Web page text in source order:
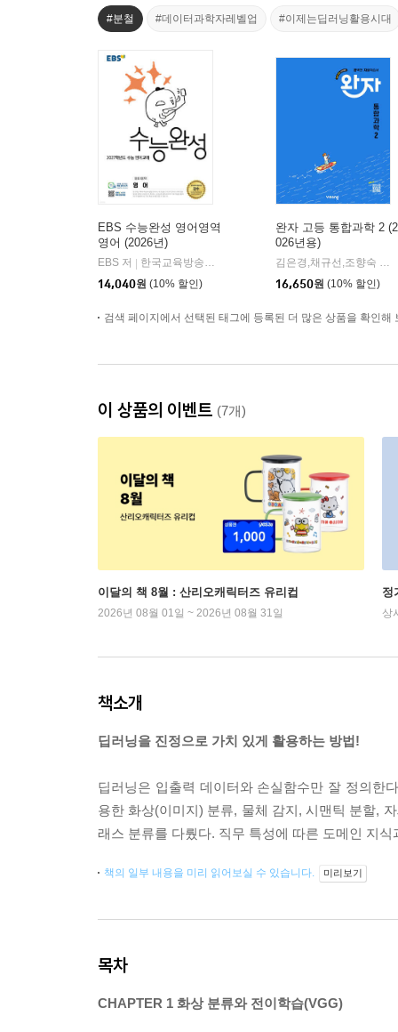
#분철 #데이터과학자레벨업 #이제는딥러닝활용시대
EBS 수능완성 영어영역
영어 (2026년)
EBS 저
한국교육방송공사
14,040원 (10% 할인)
완자 고등 통합과학 2 (2
026년용)
김은경,채규선,조향숙 등저
16,650원 (10% 할인)
검색 페이지에서 선택된 태그에 등록된 더 많은 상품을 확인해
이 상품의 이벤트 (7개)
이달의 책 8월 : 산리오캐릭터즈 유리컵
2026년 08월 01일 ~ 2026년 08월 31일
정
상
책소개
딥러닝을 진정으로 가치 있게 활용하는 방법!
딥러닝은 입출력 데이터와 손실함수만 잘 정의한
용한 화상(이미지) 분류, 물체 감지, 시맨틱 분할,
래스 분류를 다뤘다. 직무 특성에 따른 도메인 지
책의 일부 내용을 미리 읽어보실 수 있습니다. 미리보기
목차
CHAPTER 1 화상 분류와 전이학습(VGG)